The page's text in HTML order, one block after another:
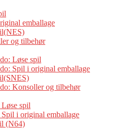
emballage
og tilbehør
Løse spil
Spil i original emballage
Konsoller og tilbehør
spil
i original emballage
(N64)